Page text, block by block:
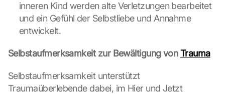
inneren Kind werden alte Verletzungen bearbeitet
und ein Gefühl der Selbstliebe und Annahme
entwickelt.
Selbstaufmerksamkeit zur Bewältigung von Trauma
Selbstaufmerksamkeit unterstützt
Traumaüberlebende dabei, im Hier und Jetzt
.
D
a
b
e
i
e
r